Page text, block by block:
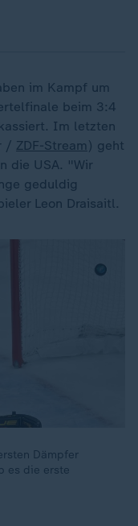
im Kampf um
beim 3:4
Im letzten
/ ZDF-Stream ) geht
die USA. "Wir
geduldig
Leon Draisaitl.
Dämpfer
es die erste